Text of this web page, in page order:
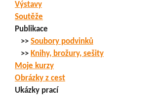
Výstavy
Soutěže
Publikace
>> Soubory podvinků
>> Knihy, brožury, sešity
Moje kurzy
Obrázky z cest
Ukázky prací